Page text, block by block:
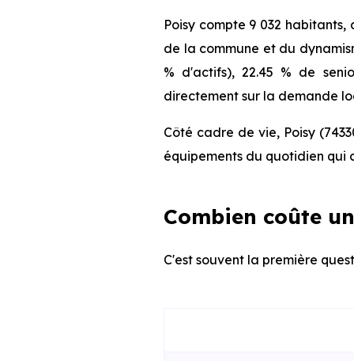
Poisy compte 9 032
de la commune et du
% d'actifs), 22.45 % de
directement sur la demande
Côté cadre de vie, Poisy
équipements du quotidien qui
Combien coûte
C'est souvent la première